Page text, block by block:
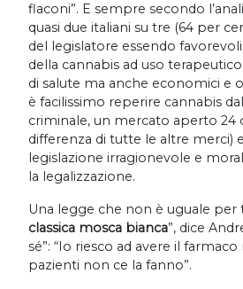
flaconi”. E sempre secondo
quasi due italiani su tre (64 per
del legislatore essendo
della cannabis ad uso
di salute ma anche economici e
è facilissimo reperire cannabis
criminale, un mercato aperto 24
differenza di tutte le altre merci)
legislazione irragionevole e
la legalizzazione.
Una legge che non è uguale per
classica mosca bianca”, dice
sé”: “Io riesco ad avere il
pazienti non ce la fanno”.